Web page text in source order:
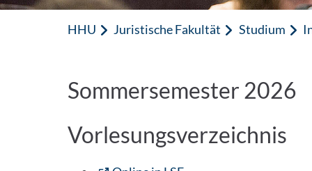
HHU Juristische Fakultät Studium
Sommersemester 2026
Vorlesungsverzeichnis